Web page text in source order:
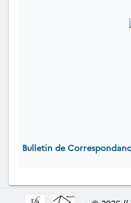
Bulletin de